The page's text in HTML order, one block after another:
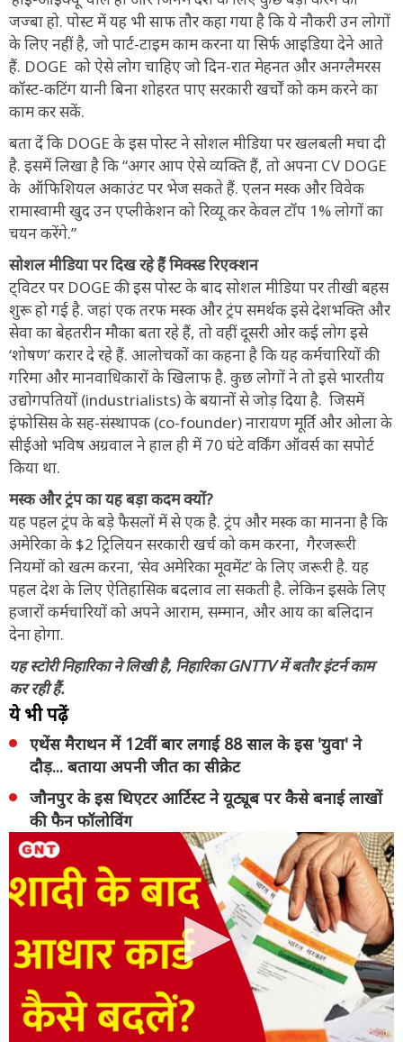
जज्बा हो. पोस्ट में यह भी साफ तौर कहा गया है कि ये नौकरी उन लोगों
के लिए नहीं है, जो पार्ट-टाइम काम करना या सिर्फ आइडिया देने आते
हैं. DOGE को ऐसे लोग चाहिए जो दिन-रात मेहनत और अनग्लैमरस
कॉस्ट-कटिंग यानी बिना शोहरत पाए सरकारी खर्चों को कम करने का
काम कर सकें.
बता दें कि DOGE के इस पोस्ट ने सोशल मीडिया पर खलबली मचा दी
है. इसमें लिखा है कि “अगर आप ऐसे व्यक्ति हैं, तो अपना CV DOGE
के ऑफिशियल अकाउंट पर भेज सकते हैं. एलन मस्क और विवेक
रामास्वामी खुद उन एप्लीकेशन को रिव्यू कर केवल टॉप 1% लोगों का
चयन करेंगे.”
सोशल मीडिया पर दिख रहे हैं मिक्स्ड रिएक्शन
ट्विटर पर DOGE की इस पोस्ट के बाद सोशल मीडिया पर तीखी बहस
शुरू हो गई है. जहां एक तरफ मस्क और ट्रंप समर्थक इसे देशभक्ति और
सेवा का बेहतरीन मौका बता रहे हैं, तो वहीं दूसरी ओर कई लोग इसे
‘शोषण’ करार दे रहे हैं. आलोचकों का कहना है कि यह कर्मचारियों की
गरिमा और मानवाधिकारों के खिलाफ है. कुछ लोगों ने तो इसे भारतीय
उद्योगपतियों (industrialists) के बयानों से जोड़ दिया है. जिसमें
इंफोसिस के सह-संस्थापक (co-founder) नारायण मूर्ति और ओला के
सीईओ भविष अग्रवाल ने हाल ही में 70 घंटे वर्किंग ऑवर्स का सपोर्ट
किया था.
मस्क और ट्रंप का यह बड़ा कदम क्यों?
यह पहल ट्रंप के बड़े फैसलों में से एक है. ट्रंप और मस्क का मानना है कि
अमेरिका के $2 ट्रिलियन सरकारी खर्च को कम करना, गैरजरूरी
नियमों को खत्म करना, ‘सेव अमेरिका मूवमेंट’ के लिए जरूरी है. यह
पहल देश के लिए ऐतिहासिक बदलाव ला सकती है. लेकिन इसके लिए
हजारों कर्मचारियों को अपने आराम, सम्मान, और आय का बलिदान
देना होगा.
यह स्टोरी निहारिका ने लिखी है, निहारिका GNTTV में बतौर इंटर्न काम
कर रही हैं.
ये भी पढ़ें
एथेंस मैराथन में 12वीं बार लगाई 88 साल के इस 'युवा' ने
दौड़... बताया अपनी जीत का सीक्रेट
जौनपुर के इस थिएटर आर्टिस्ट ने यूट्यूब पर कैसे बनाई लाखों
की फैन फॉलोविंग